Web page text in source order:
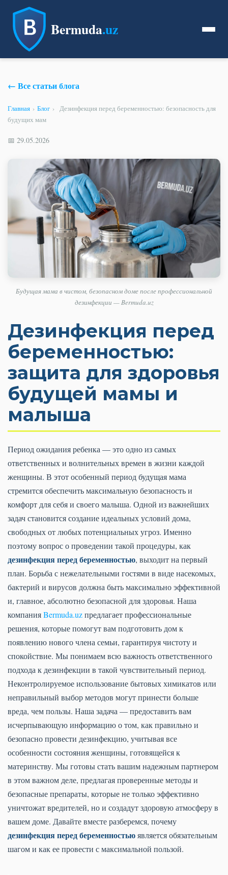
Bermuda.uz
← Все статьи блога
Главная › Блог ›
Дезинфекция перед беременностью: безопасность для
будущих мам
📅 29.05.2026
Будущая мама в чистом, безопасном доме после профессиональной
дезинфекции — Bermuda.uz
Дезинфекция перед
беременностью:
защита для здоровья
будущей мамы и
малыша
Период ожидания ребенка — это одно из самых
ответственных и волнительных времен в жизни каждой
женщины. В этот особенный период будущая мама
стремится обеспечить максимальную безопасность и
комфорт для себя и своего малыша. Одной из важнейших
задач становится создание идеальных условий дома,
свободных от любых потенциальных угроз. Именно
поэтому вопрос о проведении такой процедуры, как
дезинфекция перед беременностью, выходит на первый
план. Борьба с нежелательными гостями в виде насекомых,
бактерий и вирусов должна быть максимально эффективной
и, главное, абсолютно безопасной для здоровья. Наша
компанияBermuda.uzпредлагает профессиональные
решения, которые помогут вам подготовить дом к
появлению нового члена семьи, гарантируя чистоту и
спокойствие. Мы понимаем всю важность ответственного
подхода к дезинфекции в такой чувствительный период.
Неконтролируемое использование бытовых химикатов или
неправильный выбор методов могут принести больше
вреда, чем пользы. Наша задача — предоставить вам
исчерпывающую информацию о том, как правильно и
безопасно провести дезинфекцию, учитывая все
особенности состояния женщины, готовящейся к
материнству. Мы готовы стать вашим надежным партнером
в этом важном деле, предлагая проверенные методы и
безопасные препараты, которые не только эффективно
уничтожат вредителей, но и создадут здоровую атмосферу в
вашем доме. Давайте вместе разберемся, почему
дезинфекция перед беременностьюявляется обязательным
шагом и как ее провести с максимальной пользой.